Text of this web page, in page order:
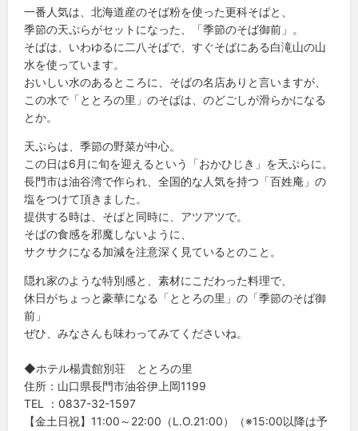
一番人気は、北海道産のそば粉を使った更科そばと、
季節の天ぷらがセットになった、「季節のそば御前」。
そばは、いわゆるに二八そばで、すぐそばにある白滝山の山
水を使っています。
おいしい水のあるところに、そばの名店ありと言いますが、
この水で「ととろの里」のそばは、のどごしが滑らかになる
とか。
天ぷらは、季節の野菜が中心。
この日は6月に旬を迎えるという「おかひじき」を天ぷらに。
長門市は油谷湾で作られ、全国的な人気を持つ「百姓庵」の
塩をつけて頂きました。
提供する時は、そばと同時に、アツアツで。
そばの食感を邪魔しないように、
サクサクになる加減を注意深く見ているとのこと。
隠れ家のような特別感と、素材にこだわった料理で、
休日がちょっと豪華になる「ととろの里」の「季節のそば御
前」
ぜひ、みなさんも味わってみてくださいね。
◆ホテル楊貴館別荘 ととろの里
住所：山口県長門市油谷伊上岡1199
TEL ：0837-32-1597
【金土日祝】11:00～22:00（L.O.21:00）（※15:00以降は予